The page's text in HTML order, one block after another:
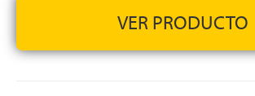
ALTURA:
VER PRODUCTO